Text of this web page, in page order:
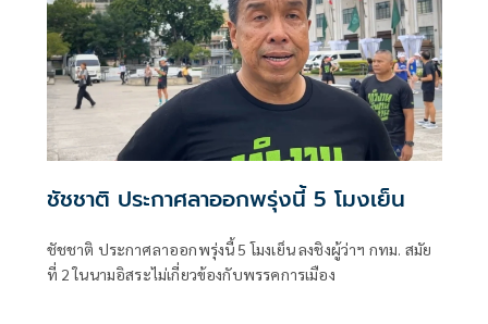
ชัชชาติ ประกาศลาออกพรุ่งนี้ 5 โมงเย็น
ชัชชาติ ประกาศลาออกพรุ่งนี้ 5 โมงเย็น ลงชิงผู้ว่าฯ กทม. สมัย
ที่ 2 ในนามอิสระไม่เกี่ยวข้องกับพรรคการเมือง